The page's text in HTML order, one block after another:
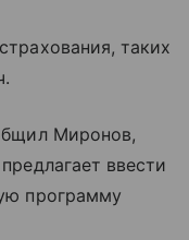
таких
Миронов,
ввести
программу